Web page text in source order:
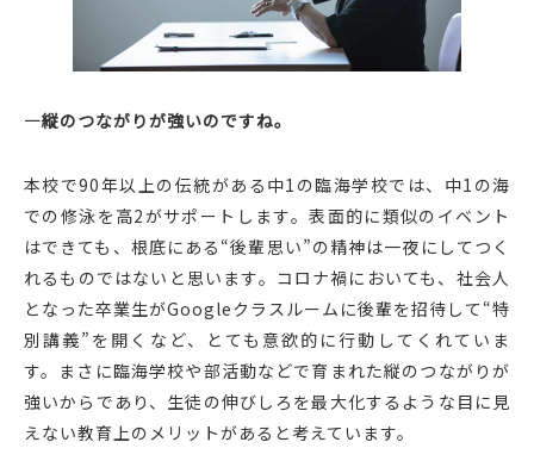
―縦のつながりが強いのですね。
本校で90年以上の伝統がある中1の臨海学校では、中1の海
での修泳を高2がサポートします。表面的に類似のイベント
はできても、根底にある“後輩思い”の精神は一夜にしてつく
れるものではないと思います。コロナ禍においても、社会人
となった卒業生がGoogleクラスルームに後輩を招待して“特
別講義”を開くなど、とても意欲的に行動してくれていま
す。まさに臨海学校や部活動などで育まれた縦のつながりが
強いからであり、生徒の伸びしろを最大化するような目に見
えない教育上のメリットがあると考えています。